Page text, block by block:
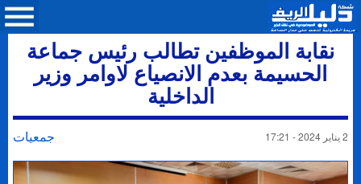
نقابة الموظفين تطالب رئيس جماعة
الحسيمة بعدم الانصياع لاوامر وزير
الداخلية
جمعيات 2 يناير 2024 - 17:21